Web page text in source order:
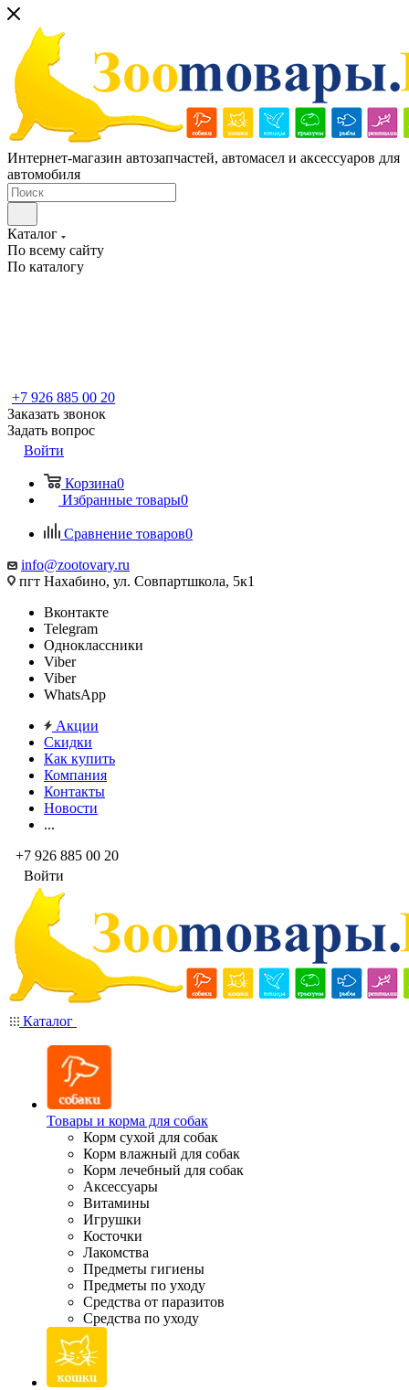
Интернет-магазин автозапчастей, автомасел и аксессуаров для
автомобиля
Каталог
По всему сайту
По каталогу
+7 926 885 00 20
Заказать звонок
Задать вопрос
Войти
Корзина0
Избранные товары0
Сравнение товаров0
info@zootovary.ru
пгт Нахабино, ул. Совпартшкола, 5к1
Вконтакте
Telegram
Одноклассники
Viber
Viber
WhatsApp
Акции
Скидки
Как купить
Компания
Контакты
Новости
...
+7 926 885 00 20
Войти
Каталог
Товары и корма для собак
Корм сухой для собак
Корм влажный для собак
Корм лечебный для собак
Аксессуары
Витамины
Игрушки
Косточки
Лакомства
Предметы гигиены
Предметы по уходу
Средства от паразитов
Средства по уходу